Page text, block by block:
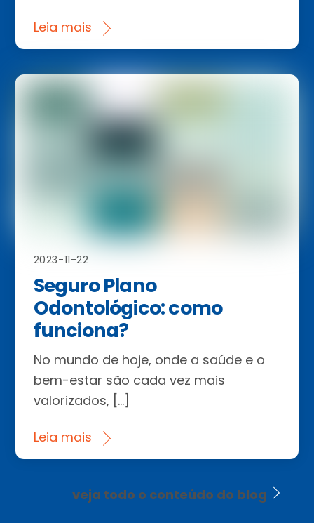
Leia mais
2023-11-22
Seguro Plano
Odontológico: como
funciona?
No mundo de hoje, onde a saúde e o
bem-estar são cada vez mais
valorizados, […]
Leia mais
veja todo o conteúdo do blog